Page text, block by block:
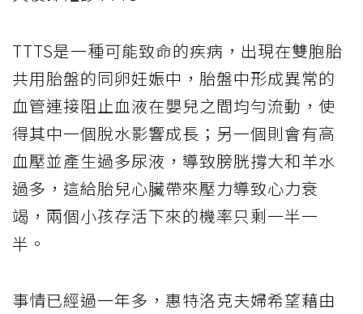
TTTS是一種可能致命的疾病，出現在雙胞胎
共用胎盤的同卵妊娠中，胎盤中形成異常的
血管連接阻止血液在嬰兒之間均勻流動，使
得其中一個脫水影響成長；另一個則會有高
血壓並產生過多尿液，導致膀胱撐大和羊水
過多，這給胎兒心臟帶來壓力導致心力衰
竭，兩個小孩存活下來的機率只剩一半一
半。
事情已經過一年多，惠特洛克夫婦希望藉由